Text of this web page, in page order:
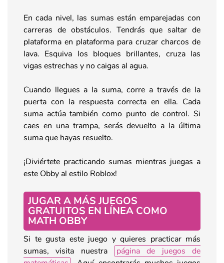
En cada nivel, las sumas están emparejadas con
carreras de obstáculos. Tendrás que saltar de
plataforma en plataforma para cruzar charcos de
lava. Esquiva los bloques brillantes, cruza las
vigas estrechas y no caigas al agua.
Cuando llegues a la suma, corre a través de la
puerta con la respuesta correcta en ella. Cada
suma actúa también como punto de control. Si
caes en una trampa, serás devuelto a la última
suma que hayas resuelto.
¡Diviértete practicando sumas mientras juegas a
este Obby al estilo Roblox!
JUGAR A MÁS JUEGOS
GRATUITOS EN LÍNEA COMO
MATH OBBY
Si te gusta este juego y quieres practicar más
sumas, visita nuestra
página de juegos de